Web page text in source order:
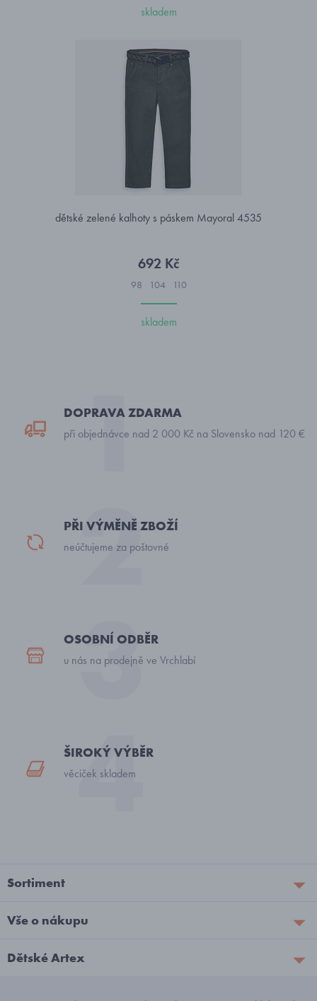
skladem
dětské zelené kalhoty s páskem Mayoral 4535
692 Kč
98 104 110
skladem
DOPRAVA ZDARMA
při objednávce nad 2 000 Kč na Slovensko nad 120 €
PŘI VÝMĚNĚ ZBOŽÍ
neúčtujeme za poštovné
OSOBNÍ ODBĚR
u nás na prodejně ve Vrchlabí
ŠIROKÝ VÝBĚR
věciček skladem
Sortiment
Vše o nákupu
Dětské Artex